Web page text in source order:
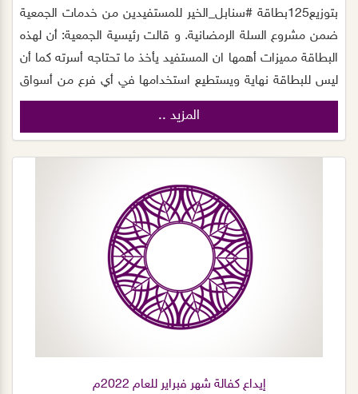
بتوزيع125بطاقة ⁧‫#سنابل_الخير‬ للمستفيدين من خدمات الجمعية
ضمن مشروع السلة الرمضانية. و قالت رئيسية الجمعية: أن لهذه
البطاقة مميزات أهمها ان المستفيد يأخذ ما تحتاجه أسرته كما أن
ليس للبطاقة نهاية ويستطيع استخدامها في أي فرع من أسواق
العثيم بالمملكة. و تتقدم رئيسة مجلس الجمعية د.نسيم
بينت المديرة التنفيذية أ/ ابتسام الجهني الدور البارز للمتطوعين في
الجمعية و قالت أجزل الله العطاء للمتطوعين المبادرين مع الجمعية
لإيصال بطاقات الأرامل و الأيتام و عدد من الأسر ذات الدخل
المحدود، و نتمنى استمرارهم لتحقيق أهداف الجمعية و رؤية
المزيد ..
إيداع كفالة شهر فبراير للعام 2022م